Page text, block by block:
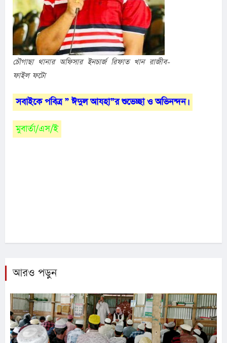
চৌগাছা থানার অফিসার ইনচার্জ রিফাত খান রাজীব-
ফাইল ফটো
সবাইকে পবিত্র ” ঈদুল আযহা”র শুভেচ্ছা ও অভিনন্দন।
মুবার্তা/এস/ই
আরও পড়ুন